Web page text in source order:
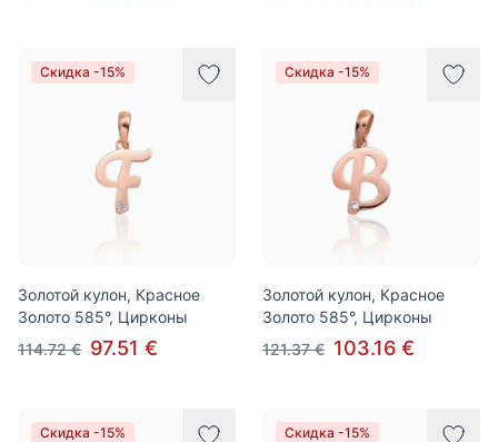
Скидка -15%
Золотой кулон, Красное
Золото 585°, Цирконы
114.72 € 97.51 €
Скидка -15%
Золотой кулон, Красное
Золото 585°, Цирконы
121.37 € 103.16 €
Скидка -15% Скидка -15%